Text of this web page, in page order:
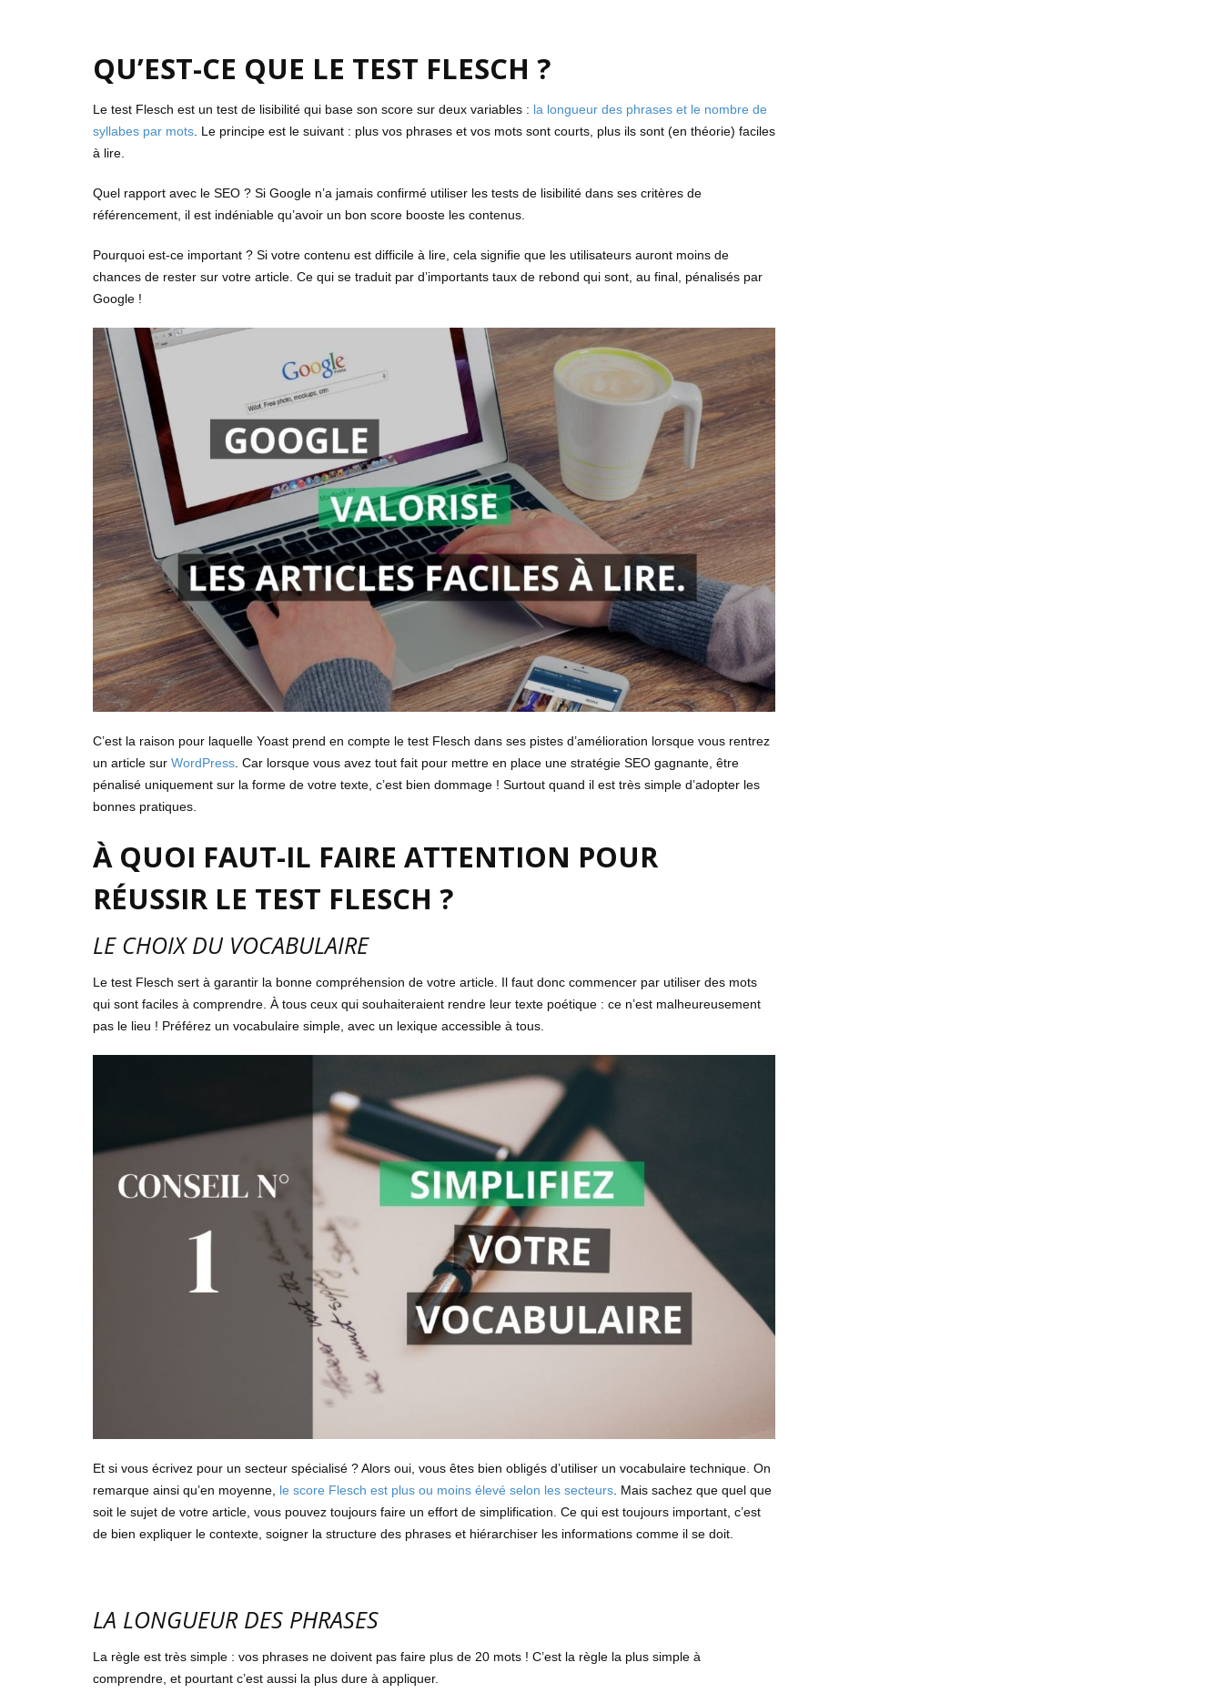
QU’EST-CE QUE LE TEST FLESCH ?
Le test Flesch est un test de lisibilité qui base son score sur deux variables : la longueur des phrases et le nombre de
syllabes par mots . Le principe est le suivant : plus vos phrases et vos mots sont courts, plus ils sont (en théorie) faciles
à lire.
Quel rapport avec le SEO ? Si Google n’a jamais confirmé utiliser les tests de lisibilité dans ses critères de
référencement, il est indéniable qu’avoir un bon score booste les contenus.
Pourquoi est-ce important ? Si votre contenu est difficile à lire, cela signifie que les utilisateurs auront moins de
chances de rester sur votre article. Ce qui se traduit par d’importants taux de rebond qui sont, au final, pénalisés par
Google !
C’est la raison pour laquelle Yoast prend en compte le test Flesch dans ses pistes d’amélioration lorsque vous rentrez
un article sur WordPress . Car lorsque vous avez tout fait pour mettre en place une stratégie SEO gagnante, être
pénalisé uniquement sur la forme de votre texte, c’est bien dommage ! Surtout quand il est très simple d’adopter les
bonnes pratiques.
À QUOI FAUT-IL FAIRE ATTENTION POUR
RÉUSSIR LE TEST FLESCH ?
LE CHOIX DU VOCABULAIRE
Le test Flesch sert à garantir la bonne compréhension de votre article. Il faut donc commencer par utiliser des mots
qui sont faciles à comprendre. À tous ceux qui souhaiteraient rendre leur texte poétique : ce n’est malheureusement
pas le lieu ! Préférez un vocabulaire simple, avec un lexique accessible à tous.
Et si vous écrivez pour un secteur spécialisé ? Alors oui, vous êtes bien obligés d’utiliser un vocabulaire technique. On
remarque ainsi qu’en moyenne, le score Flesch est plus ou moins élevé selon les secteurs . Mais sachez que quel que
soit le sujet de votre article, vous pouvez toujours faire un effort de simplification. Ce qui est toujours important, c’est
de bien expliquer le contexte, soigner la structure des phrases et hiérarchiser les informations comme il se doit.
LA LONGUEUR DES PHRASES
La règle est très simple : vos phrases ne doivent pas faire plus de 20 mots ! C’est la règle la plus simple à
comprendre, et pourtant c’est aussi la plus dure à appliquer.